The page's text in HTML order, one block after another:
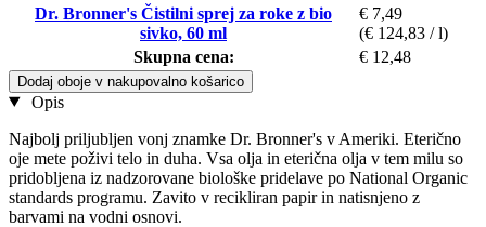
Dr. Bronner's Čistilni sprej za roke z bio
sivko, 60 ml
€ 7,49
(€ 124,83 / l)
Skupna cena:
€ 12,48
Dodaj oboje v nakupovalno košarico
Opis
Najbolj priljubljen vonj znamke Dr. Bronner's v Ameriki. Eterično
oje mete poživi telo in duha. Vsa olja in eterična olja v tem milu so
pridobljena iz nadzorovane biološke pridelave po National Organic
standards programu. Zavito v recikliran papir in natisnjeno z
barvami na vodni osnovi.